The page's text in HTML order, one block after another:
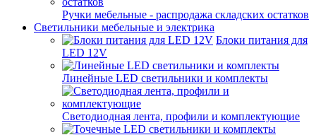
Ручки мебельные - распродажа складских остатков
Светильники мебельные и электрика
Блоки питания для
LED 12V
Линейные LED светильники и комплекты
Светодиодная лента, профили и комплектующие